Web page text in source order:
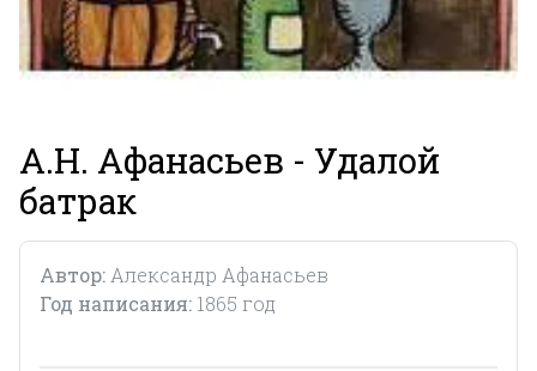
А.Н. Афанасьев - Удалой
батрак
Автор: Александр Афанасьев
Год написания: 1865 год